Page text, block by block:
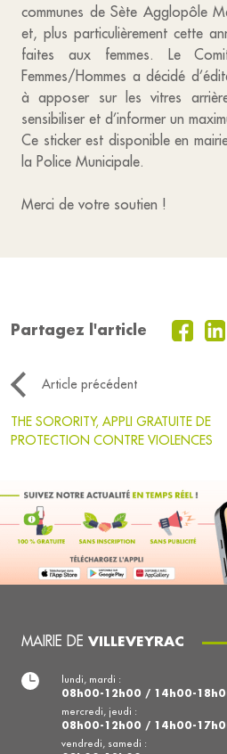
communes de Sète Agglopôle
et, plus particulièrement cette
faites aux femmes. Le
Femmes/Hommes a décidé
à apposer sur les vitres
sensibiliser et d’informer un
Ce sticker est disponible en
la Police Municipale.
Merci de votre soutien !
Partagez l'article
Article précédent
THE SORORITY, APPLI GRATUITE DE
PROTECTION CONTRE VIOLENCES
MAIRIE DE VILLEVEYRAC
lundi, mardi :
08h00-12h00 / 14h00-
mercredi, jeudi :
08h00-12h00 / 14h00-
vendredi, samedi :